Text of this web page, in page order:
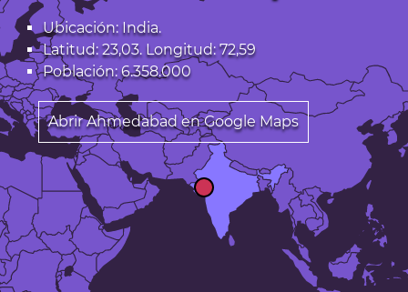
Ubicación: India.
Latitud: 23,03. Longitud: 72,59
Población: 6.358.000
Abrir Ahmedabad en Google Maps